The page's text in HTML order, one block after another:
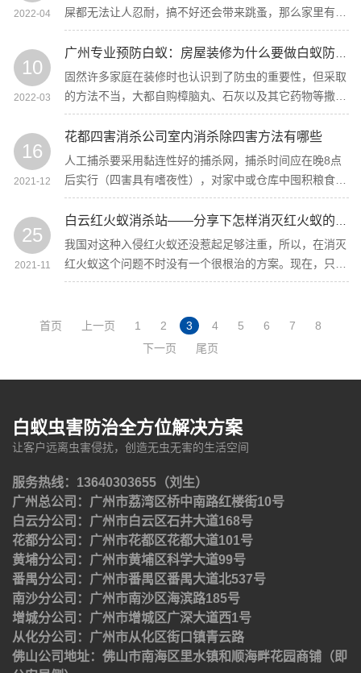
2022-04
屎都无法让人忍耐，搞不好还会带来跳蚤，那么家里有老
鼠怎样办，增城杀虫灭鼠中心8招驱鼠办法教你赶走家里
的老鼠！
10
2022-03
固然许多家庭在装修时也认识到了防虫的重要性，但采取
的方法不当，大都自购樟脑丸、石灰以及其它药物等撒在
木地板下，这些药物对蛀虫只能起短期的驱避作用，从根
本上达不到预防害虫的效果。
16
2021-12
花都四害消杀公司室内消杀除四害方法有哪些
人工捕杀要采用黏连性好的捕杀网，捕杀时间应在晚8点
后实行（四害具有嗜夜性），对家中或仓库中囤积粮食或
者带有木质用品的区域实行捕杀。
25
2021-11
我国对这种入侵红火蚁还没惹起足够注重，所以，在消灭
红火蚁这个问题不时没有一个很根治的方案。现在，只需
白云红火蚁消杀站在做这方面的服务，但也只能是局部控
首页
上一页 1 2 3 4 5 6 7
8
下一页
尾页
白蚁虫害防治全方位解决方案
让客户远离虫害侵扰，创造无虫无害的生活空间
服务热线：13640303655（刘生）
广州总公司：广州市荔湾区桥中南路红楼街10号
白云分公司：广州市白云区石井大道168号
花都分公司：广州市花都区花都大道101号
黄埔分公司：广州市黄埔区科学大道99号
番禺分公司：广州市番禺区番禺大道北537号
南沙分公司：广州市南沙区海滨路185号
增城分公司：广州市增城区广深大道西1号
从化分公司：广州市从化区街口镇青云路
佛山公司地址：佛山市南海区里水镇和顺海畔花园商铺（即